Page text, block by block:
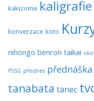
kakizome kaligrafie
konverzace koto
nihongo benron taikai
PSSG přednes přednáška
tanabata tanec